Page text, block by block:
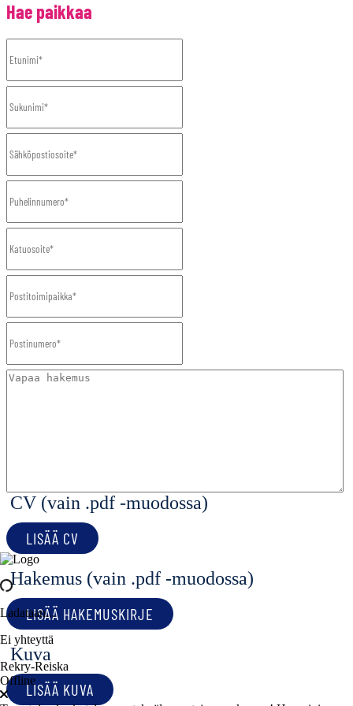
Ladataan...
Ei yhteyttä
Rekry-Reiska
Offline
Hae paikkaa
CV (vain .pdf -muodossa)
LISÄÄ CV
Hakemus (vain .pdf -muodossa)
LISÄÄ HAKEMUSKIRJE
Kuva
LISÄÄ KUVA